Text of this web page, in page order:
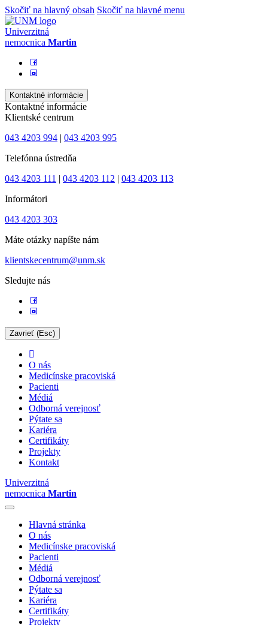
Skočiť na hlavný obsah Skočiť na hlavné menu
Univerzitná
nemocnica Martin
Kontaktné informácie
Kontaktné informácie
Klientské centrum
043 4203 994 | 043 4203 995
Telefónna ústredňa
043 4203 111 | 043 4203 112 | 043 4203 113
Informátori
043 4203 303
Máte otázky napíšte nám
klientskecentrum@unm.sk
Sledujte nás
Zavrieť (Esc)
O nás
Medicínske pracoviská
Pacienti
Médiá
Odborná verejnosť
Pýtate sa
Kariéra
Certifikáty
Projekty
Kontakt
Univerzitná
nemocnica Martin
Hlavná stránka
O nás
Medicínske pracoviská
Pacienti
Médiá
Odborná verejnosť
Pýtate sa
Kariéra
Certifikáty
Projekty